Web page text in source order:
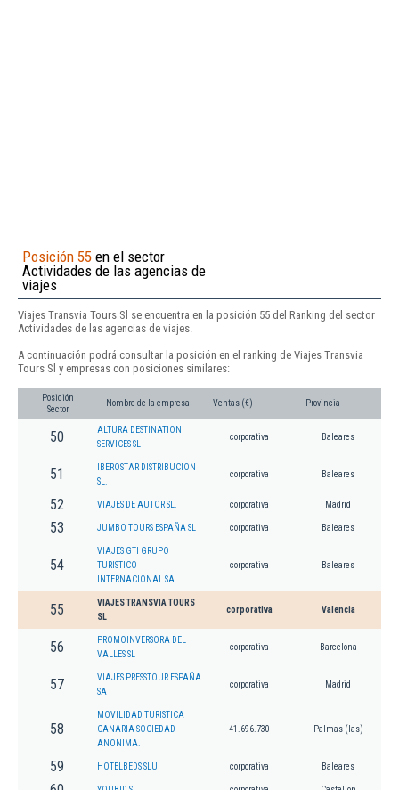
Posición 55 en el sector
Actividades de las agencias de
viajes
Viajes Transvia Tours Sl se encuentra en la posición 55 del Ranking del sector
Actividades de las agencias de viajes.
A continuación podrá consultar la posición en el ranking de Viajes Transvia
Tours Sl y empresas con posiciones similares:
Posición
Sector
Nombre de la empresa Ventas (€) Provincia
50
ALTURA DESTINATION
SERVICES SL
corporativa Baleares
51
IBEROSTAR DISTRIBUCION
SL.
corporativa Baleares
52 VIAJES DE AUTOR SL. corporativa Madrid
53 JUMBO TOURS ESPAÑA SL corporativa Baleares
54
VIAJES GTI GRUPO
TURISTICO
INTERNACIONAL SA
corporativa Baleares
55
VIAJES TRANSVIA TOURS
SL
corporativa Valencia
56
PROMOINVERSORA DEL
VALLES SL
corporativa Barcelona
57
VIAJES PRESSTOUR ESPAÑA
SA
corporativa Madrid
58
MOVILIDAD TURISTICA
CANARIA SOCIEDAD
ANONIMA.
41.696.730 Palmas (las)
59 HOTELBEDS SLU corporativa Baleares